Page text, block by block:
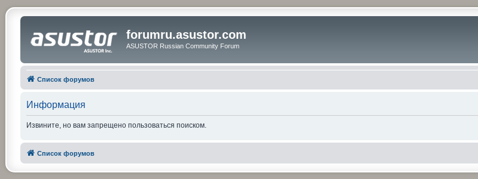
forumru.asustor.com
ASUSTOR Russian Community Forum
Список форумов
Информация
Извините, но вам запрещено пользоваться поиском.
Список форумов